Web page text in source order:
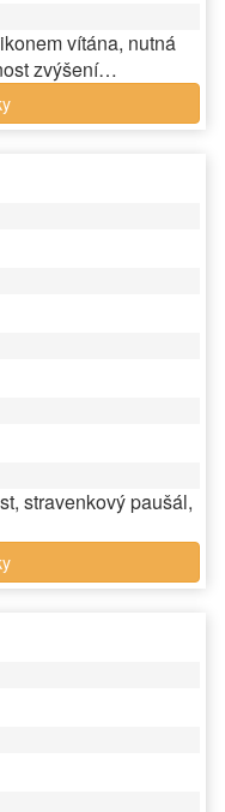
vítána, nutná
zvýšení…
stravenkový paušál,